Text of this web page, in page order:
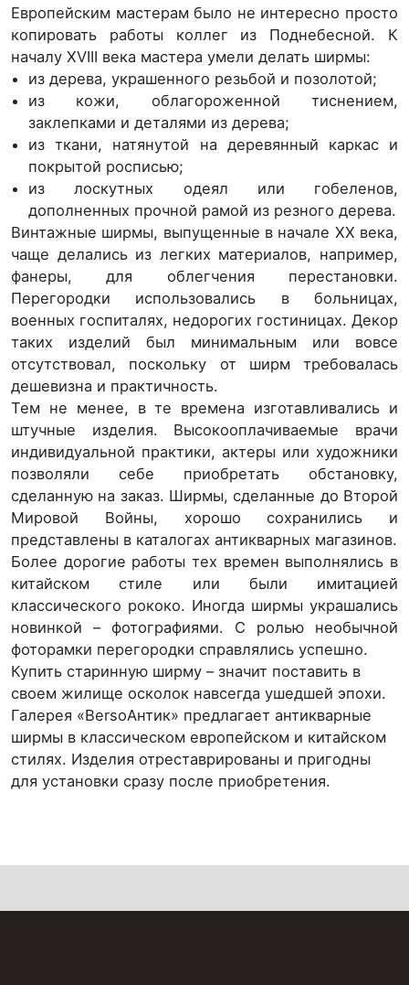
Европейским мастерам было не интересно просто
копировать работы коллег из Поднебесной. К
началу XVIII века мастера умели делать ширмы:
из дерева, украшенного резьбой и позолотой;
из кожи, облагороженной тиснением,
заклепками и деталями из дерева;
из ткани, натянутой на деревянный каркас и
покрытой росписью;
из лоскутных одеял или гобеленов,
дополненных прочной рамой из резного дерева.
Винтажные ширмы, выпущенные в начале XX века,
чаще делались из легких материалов, например,
фанеры, для облегчения перестановки.
Перегородки использовались в больницах,
военных госпиталях, недорогих гостиницах. Декор
таких изделий был минимальным или вовсе
отсутствовал, поскольку от ширм требовалась
дешевизна и практичность.
Тем не менее, в те времена изготавливались и
штучные изделия. Высокооплачиваемые врачи
индивидуальной практики, актеры или художники
позволяли себе приобретать обстановку,
сделанную на заказ. Ширмы, сделанные до Второй
Мировой Войны, хорошо сохранились и
представлены в каталогах антикварных магазинов.
Более дорогие работы тех времен выполнялись в
китайском стиле или были имитацией
классического рококо. Иногда ширмы украшались
новинкой – фотографиями. С ролью необычной
фоторамки перегородки справлялись успешно.
Купить старинную ширму – значит поставить в
своем жилище осколок навсегда ушедшей эпохи.
Галерея «BersoАнтик» предлагает антикварные
ширмы в классическом европейском и китайском
стилях. Изделия отреставрированы и пригодны
для установки сразу после приобретения.